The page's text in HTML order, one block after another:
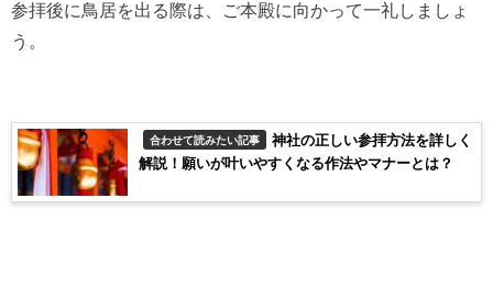
参拝後に鳥居を出る際は、ご本殿に向かって一礼しましょ
う。
合わせて読みたい記事
神社の正しい参拝方法を詳しく
解説！願いが叶いやすくなる作法やマナーとは？